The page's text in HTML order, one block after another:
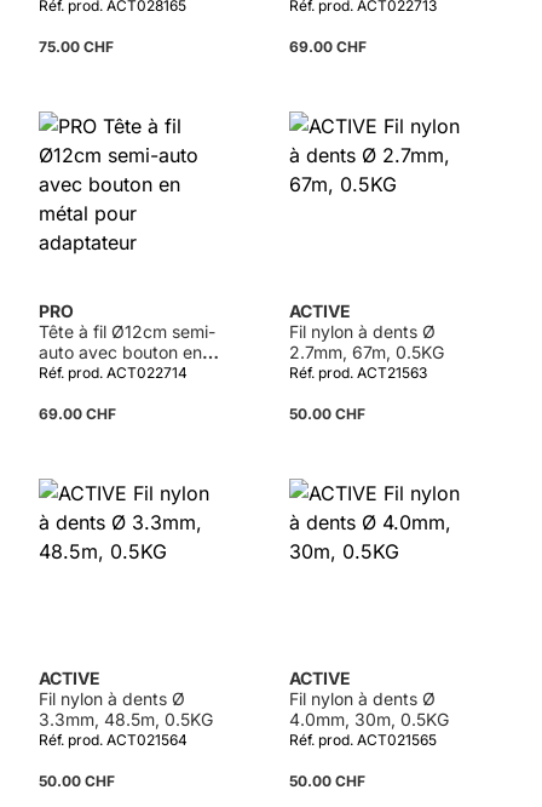
avec plaque
adaptateur
Réf. prod. ACT028165
75.00 CHF
métal universel
Réf. prod. ACT022713
69.00 CHF
PRO
Tête à fil Ø12cm semi-
auto avec bouton en
métal pour adaptateur
Réf. prod. ACT022714
69.00 CHF
ACTIVE
Fil nylon à dents Ø
2.7mm, 67m, 0.5KG
Réf. prod. ACT21563
50.00 CHF
ACTIVE
Fil nylon à dents Ø
3.3mm, 48.5m, 0.5KG
Réf. prod. ACT021564
50.00 CHF
ACTIVE
Fil nylon à dents Ø
4.0mm, 30m, 0.5KG
Réf. prod. ACT021565
50.00 CHF